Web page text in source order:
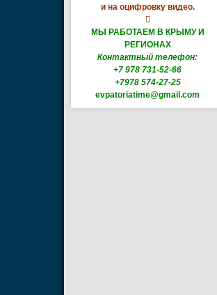
и на оцифровку видео.

МЫ РАБОТАЕМ В КРЫМУ И
РЕГИОНАХ
Контактный телефон:
+7 978 731-52-66
+7978 574-27-25
evpatoriatime@gmail.com